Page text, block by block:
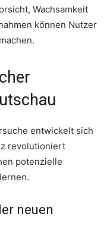
Wachsamkeit
können Nutzer
entwickelt sich
revolutioniert
potenzielle
neuen